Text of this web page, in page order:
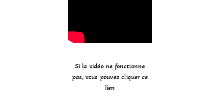
Si la vidéo ne fonctionne
pas, vous pouvez cliquer ce
lien